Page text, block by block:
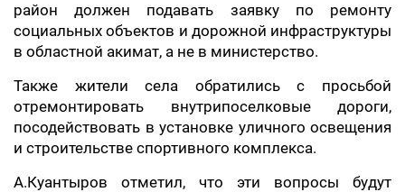
район должен подавать заявку по ремонту
социальных объектов и дорожной инфраструктуры
в областной акимат, а не в министерство.
Также жители села обратились с просьбой
отремонтировать внутрипоселковые дороги,
посодействовать в установке уличного освещения
и строительстве спортивного комплекса.
А.Куантыров отметил, что эти вопросы будут